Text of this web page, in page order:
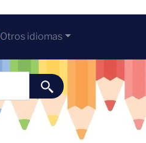
Otros idiomas